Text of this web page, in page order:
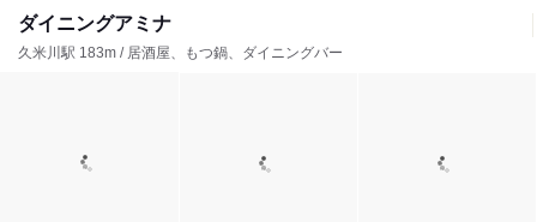
ダイニングアミナ
久米川駅 183m / 居酒屋、もつ鍋、ダイニングバー